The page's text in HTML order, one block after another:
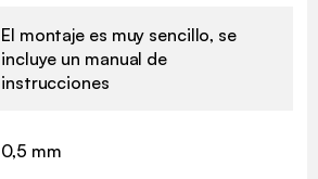
El montaje es muy sencillo, se
incluye un manual de
instrucciones
0,5 mm